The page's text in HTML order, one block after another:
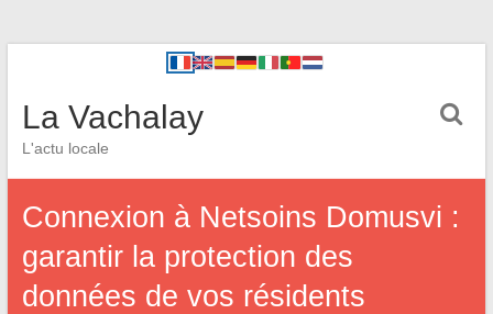
La Vachalay
L'actu locale
Connexion à Netsoins Domusvi :
garantir la protection des
données de vos résidents